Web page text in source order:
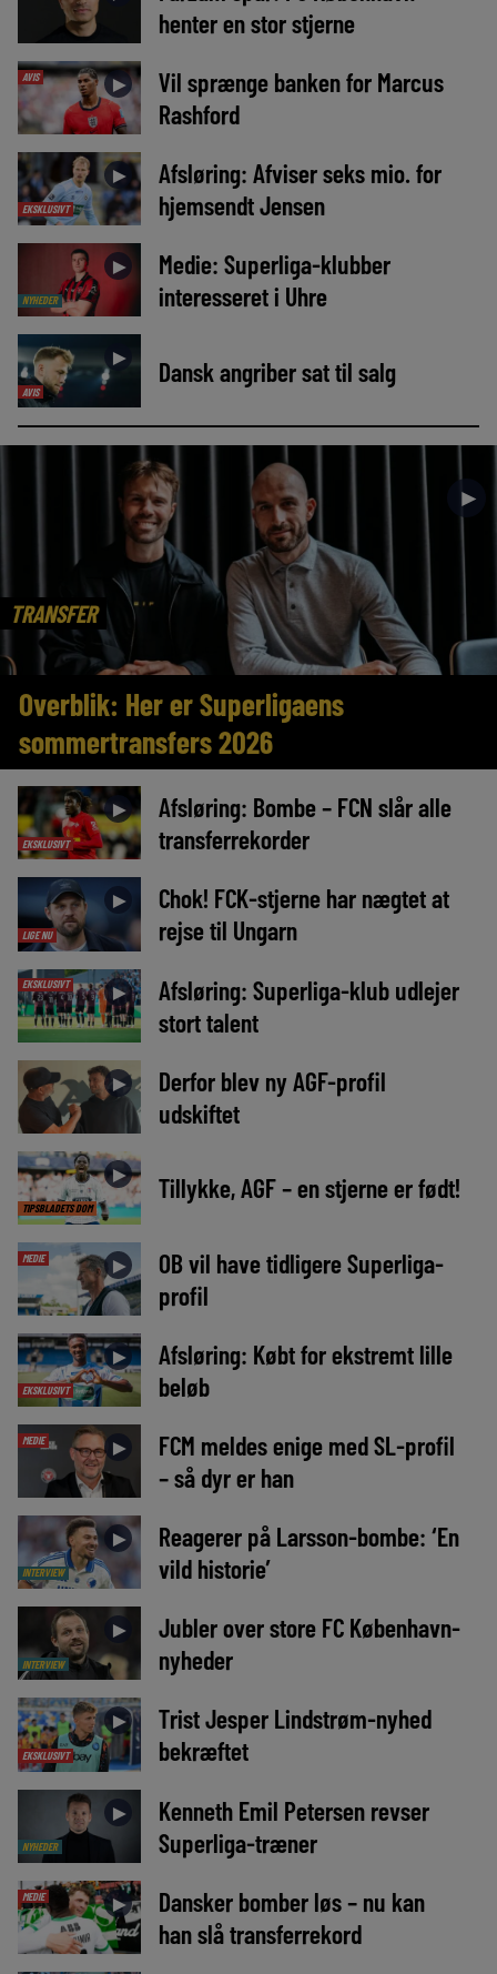
henter en stor stjerne
AVIS ►
Vil sprænge banken for Marcus
Rashford
EKSKLUSIVT
►
Afsløring: Afviser seks mio. for
hjemsendt Jensen
NYHEDER
►
Medie: Superliga-klubber
interesseret i Uhre
AVIS
► Dansk angriber sat til salg
TRANSFER
►
Overblik: Her er Superligaens
sommertransfers 2026
EKSKLUSIVT
►
Afsløring: Bombe – FCN slår alle
transferrekorder
LIGE NU
►
Chok! FCK-stjerne har nægtet at
rejse til Ungarn
EKSKLUSIVT ►
Afsløring: Superliga-klub udlejer
stort talent
►
Derfor blev ny AGF-profil
udskiftet
TIPSBLADETS DOM
► Tillykke, AGF – en stjerne er født!
MEDIE ►
OB vil have tidligere Superliga-
profil
EKSKLUSIVT
►
Afsløring: Købt for ekstremt lille
beløb
MEDIE ►
FCM meldes enige med SL-profil
– så dyr er han
INTERVIEW
►
Reagerer på Larsson-bombe: ‘En
vild historie’
INTERVIEW
►
Jubler over store FC København-
nyheder
EKSKLUSIVT
►
Trist Jesper Lindstrøm-nyhed
bekræftet
NYHEDER
►
Kenneth Emil Petersen revser
Superliga-træner
MEDIE ►
Dansker bomber løs – nu kan
han slå transferrekord